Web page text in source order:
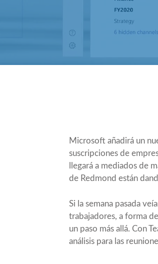
Microsoft añadirá un
suscripciones de
llegará a mediados de
de Redmond están
Si la semana pasada
trabajadores, a forma
un paso más allá. Con
análisis para las